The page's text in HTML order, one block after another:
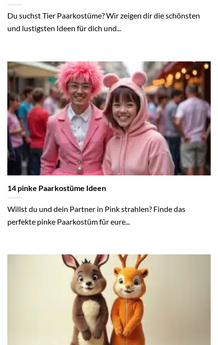
Du suchst Tier Paarkostüme? Wir zeigen dir die schönsten
und lustigsten Ideen für dich und...
14 pinke Paarkostüme Ideen
Willst du und dein Partner in Pink strahlen? Finde das
perfekte pinke Paarkostüm für eure...